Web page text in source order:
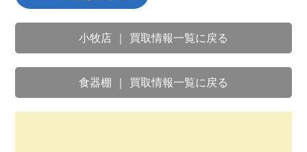
小牧店 ｜ 買取情報一覧に戻る
食器棚 ｜ 買取情報一覧に戻る